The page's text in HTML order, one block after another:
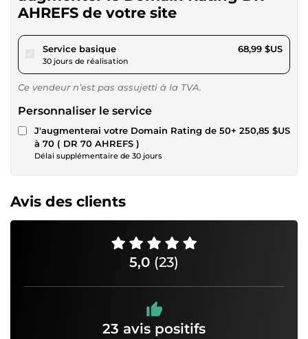
AHREFS de votre site
Service basiquepour 63,58 $US
30 jours de réalisation
68,99 $US
Ce vendeur n’est pas assujetti à la TVA.
Personnaliser le service
J'augmenterai votre Domain Rating de 50
à 70 ( DR 70 AHREFS )
Délai supplémentaire de 30 jours
+ 250,85 $US
Avis des clients
5,0 (23)
23 avis positifs